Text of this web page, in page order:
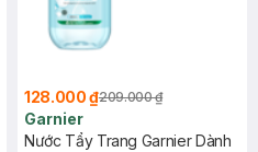
128.000 ₫209.000 ₫
Garnier
Nước Tẩy Trang Garnier Dành